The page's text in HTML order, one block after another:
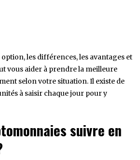
les différences, les avantages et
vous aider à prendre la meilleure
selon votre situation. Il existe de
à saisir chaque jour pour y
suivre en